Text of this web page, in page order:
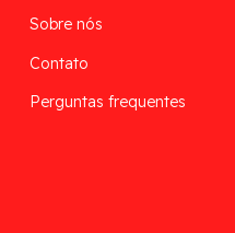
Sobre nós
Contato
Perguntas frequentes